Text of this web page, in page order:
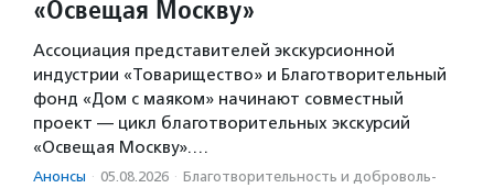
«Освещая Москву»
Ассоциация представителей экскурсионной
индустрии «Товарищество» и Благотворительный
фонд «Дом с маяком» начинают совместный
проект — цикл благотворительных экскурсий
«Освещая Москву».…
Анонсы · 05.08.2026 · Благотвори­тель­ность и доброволь­